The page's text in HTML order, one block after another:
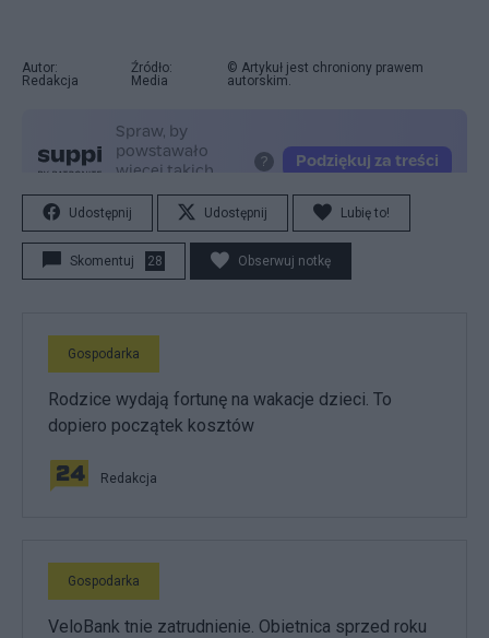
Autor:
Redakcja
Źródło:
Media
© Artykuł jest chroniony prawem
autorskim.
Udostępnij Udostępnij Lubię to!
Skomentuj 28 Obserwuj notkę
Gospodarka
Rodzice wydają fortunę na wakacje dzieci. To
dopiero początek kosztów
Redakcja
Gospodarka
VeloBank tnie zatrudnienie. Obietnica sprzed roku